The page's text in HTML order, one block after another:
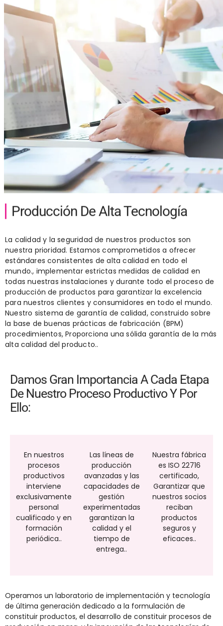
Producción De Alta Tecnología
La calidad y la seguridad de nuestros productos son
nuestra prioridad. Estamos comprometidos a ofrecer
estándares consistentes de alta calidad en todo el
mundo., implementar estrictas medidas de calidad en
todas nuestras instalaciones y durante todo el proceso de
producción de productos para garantizar la excelencia
para nuestros clientes y consumidores en todo el mundo.
Nuestro sistema de garantía de calidad, construido sobre
la base de buenas prácticas de fabricación (BPM)
procedimientos, Proporciona una sólida garantía de la más
alta calidad del producto..
Damos Gran Importancia A Cada Etapa
De Nuestro Proceso Productivo Y Por
Ello:
En nuestros
procesos
productivos
interviene
exclusivamente
personal
cualificado y en
formación
periódica..
Las líneas de
producción
avanzadas y las
capacidades de
gestión
experimentadas
garantizan la
calidad y el
tiempo de
entrega..
Nuestra fábrica
es ISO 22716
certificado,
Garantizar que
nuestros socios
reciban
productos
seguros y
eficaces..
Operamos un laboratorio de implementación y tecnología
de última generación dedicado a la formulación de
constituir productos, el desarrollo de constituir procesos de